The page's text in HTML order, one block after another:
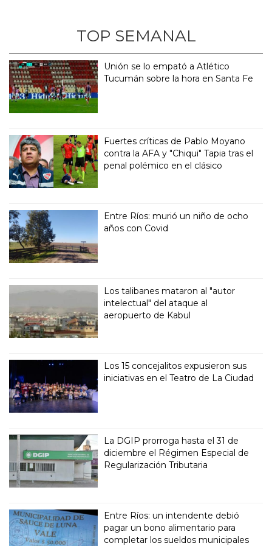
TOP SEMANAL
Unión se lo empató a Atlético
Tucumán sobre la hora en Santa Fe
Fuertes críticas de Pablo Moyano
contra la AFA y "Chiqui" Tapia tras el
penal polémico en el clásico
Entre Ríos: murió un niño de ocho
años con Covid
Los talibanes mataron al "autor
intelectual" del ataque al
aeropuerto de Kabul
Los 15 concejalitos expusieron sus
iniciativas en el Teatro de La Ciudad
La DGIP prorroga hasta el 31 de
diciembre el Régimen Especial de
Regularización Tributaria
Entre Ríos: un intendente debió
pagar un bono alimentario para
completar los sueldos municipales